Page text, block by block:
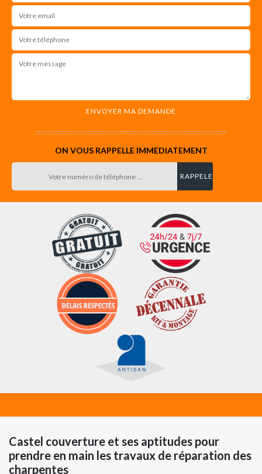
ON VOUS RAPPELLE IMMEDIATEMENT
Castel couverture et ses aptitudes pour
prendre en main les travaux de réparation des
charpentes